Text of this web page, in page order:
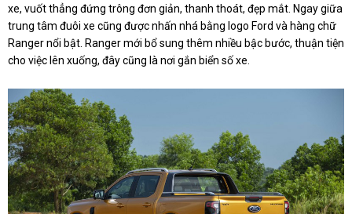
xe, vuốt thẳng đứng trông đơn giản, thanh thoát, đẹp mắt. Ngay giữa
trung tâm đuôi xe cũng được nhấn nhá bằng logo Ford và hàng chữ
Ranger nổi bật. Ranger mới bổ sung thêm nhiều bậc bước, thuận tiện
cho việc lên xuống, đây cũng là nơi gắn biển số xe.